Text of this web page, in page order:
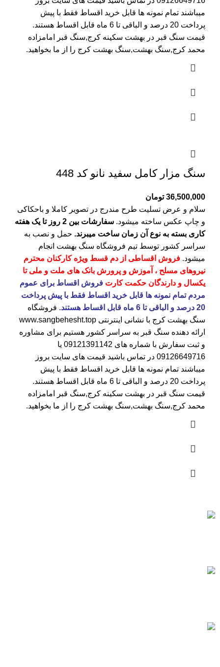
میباشند تمام نمونه ها قابل خرید اقساط فقط با پیش
پرداخت 20 درصد و الباقی تا 6 ماه قابل اقساط هستند.
قیمت سنگ قبر در بهشت سکینه کرج,سنگ قبر امامزاده
محمد کرج,سنگ بهشت,سنگ بهشت کرج را از ما بخواهید.
سنگ مزار کامل سفید نانو کد 448
36,500,000 تومان
سلام و عرض تسلیت طرح مندرج در تصویر کاملا و باحکاکی
و چاپ عکس ساخته میشود.
سفارشات بین 2 روز تا یک هفته
کاری بسته به نوع آن زمان ساخت میبرند. حمل و نصب به
سراسر کشور توسط تیم فروشگاه سنگ بهشت انجام
میشود. فروش اقساطی از دم قسط ویژه کارکنان محترم
نیروهای مسلح ، آموزش و پرورش بانک های ملت و ملی تا
یکسال و دارندگان حکمت کارت فروش اقساط برای عموم
مردم تمام نمونه ها قابل خرید اقساط فقط با پیش پرداخت
20 درصد و الباقی تا 6 ماه قابل اقساط هستند.
فروشگاه
سنگ بهشت کرج با نشانی اینترنتی www.sangbehesht.top
ارائه دهنده سنگ قبر به سراسر کشور هستیم برای مشاوره
و ثبت سفارش با شماره های 09121391142 یا
09126649716 در تماس باشید قیمت های سایت بروز
میباشند تمام نمونه ها قابل خرید اقساط فقط با پیش
پرداخت 20 درصد و الباقی تا 6 ماه قابل اقساط هستند.
قیمت سنگ قبر در بهشت سکینه کرج,سنگ قبر امامزاده
محمد کرج,سنگ بهشت,سنگ بهشت کرج را از ما بخواهید.